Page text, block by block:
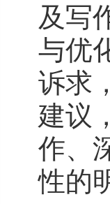
及写
与优
诉求
建议
作、
性的